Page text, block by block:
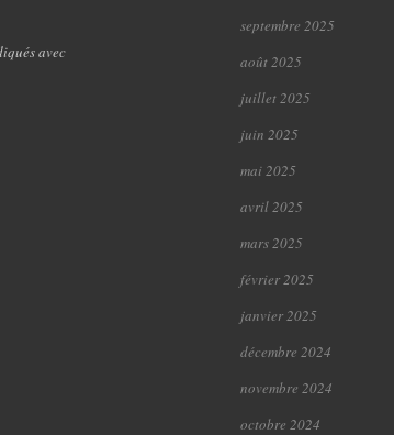
avec
septembre 2025
août 2025
juillet 2025
juin 2025
mai 2025
avril 2025
mars 2025
février 2025
janvier 2025
décembre 2024
novembre 2024
octobre 2024